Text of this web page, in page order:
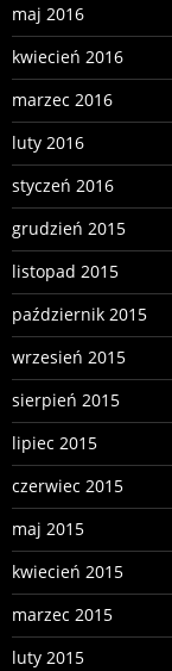
maj 2016
kwiecień 2016
marzec 2016
luty 2016
styczeń 2016
grudzień 2015
listopad 2015
październik 2015
wrzesień 2015
sierpień 2015
lipiec 2015
czerwiec 2015
maj 2015
kwiecień 2015
marzec 2015
luty 2015